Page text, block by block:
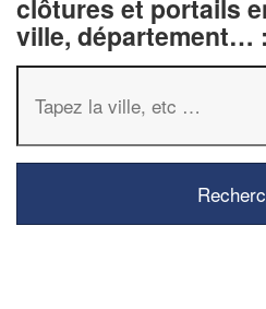
clôtures et portails
ville, département… :